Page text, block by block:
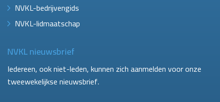
NVKL-bedrijvengids
NVKL-lidmaatschap
NVKL nieuwsbrief
Iedereen, ook niet-leden, kunnen zich aanmelden voor onze
tweewekelijkse nieuwsbrief.